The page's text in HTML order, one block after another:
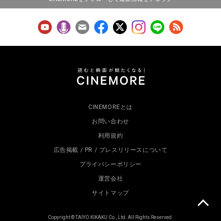
CINEMOREとは
お問い合わせ
利用規約
広告掲載 / PR / プレスリリースについて
プライバシーポリシー
運営会社
サイトマップ
Copyright © TAIYO KIKAKU Co., Ltd. All Rights Reserved.